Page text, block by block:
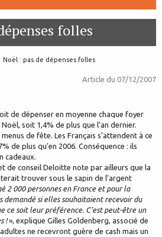
folles
page:
Noël : pas de dépenses folles
Article du 07/12/2007
de dépenser en moyenne chaque foyer
soit 1,4% de plus que l’an dernier.
de fête. Les Français s’attendent à ce
de plus qu’en 2006. Conséquence : ils
cadeaux.
de conseil Deloitte note par ailleurs que la
trouver sous le sapin de l’argent
2 000 personnes en France et pour la
demandé si elles souhaitaient recevoir du
ce soit leur préférence. C’est peut-être un
!», explique Gilles Goldenberg, associé de
ne recevront guère de cash mais un